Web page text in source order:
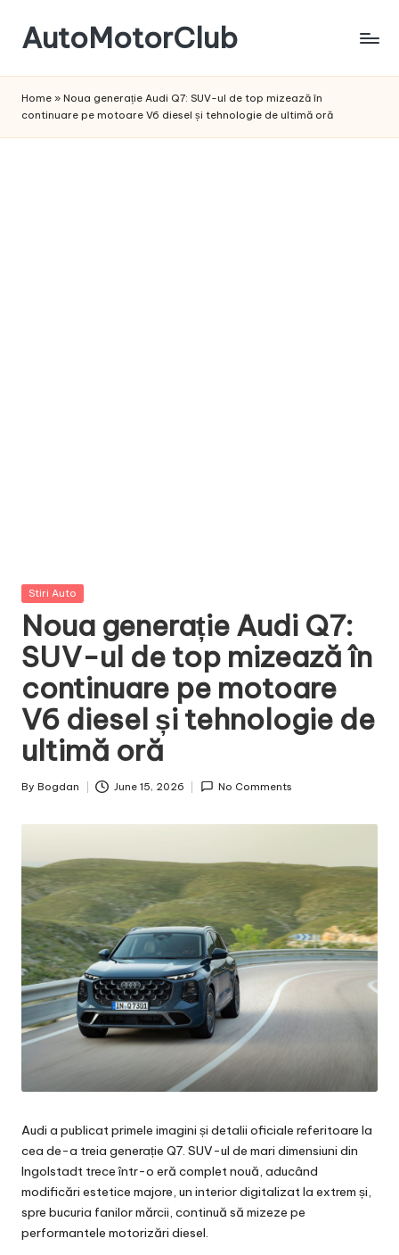
Skip
content
AutoMotorClub
masini
Home » Noua generație Audi Q7: SUV-ul de top mizează în
continuare pe motoare V6 diesel și tehnologie de ultimă oră
Posted
Stiri Auto
Noua generație Audi Q7:
SUV-ul de top mizează în
continuare pe motoare
V6 diesel și tehnologie de
ultimă oră
Posted
By Bogdan June 15, 2026 No Comments
Audi a publicat primele imagini și detalii oficiale referitoare la
cea de-a treia generație Q7. SUV-ul de mari dimensiuni din
Ingolstadt trece într-o eră complet nouă, aducând
modificări estetice majore, un interior digitalizat la extrem și,
spre bucuria fanilor mărcii, continuă să mizeze pe
performantele motorizări diesel.